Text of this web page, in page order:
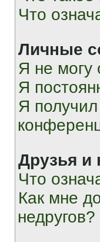
Что
Личные
Я не могу
Я
Я
Друзья и
Что
Как мне
недругов?